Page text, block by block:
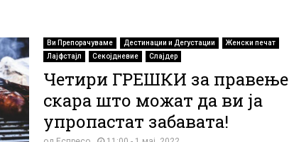
Ви Препорачуваме Дестинации и Дегустации
Женски печат
Лајфстајл
Секојдневие Слајдер
Четири ГРЕШКИ за правење
скара што можат да ви ја
упропастат забавата!